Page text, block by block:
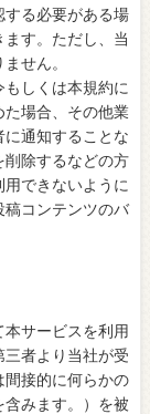
する必要がある場
す。ただし、当
せん。
しくは本規約に
場合、その他業
通知することな
削除するなどの方
できないように
コンテンツのバ
サービスを利用
三者より当社が受
間接的に何らかの
みます。）を被